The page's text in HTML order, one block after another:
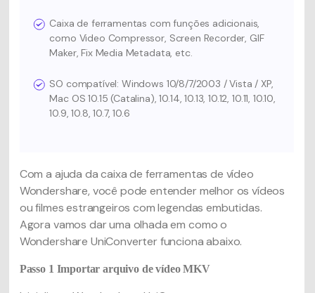
Caixa de ferramentas com funções adicionais,
como Video Compressor, Screen Recorder, GIF
Maker, Fix Media Metadata, etc.
SO compatível: Windows 10/8/7/2003 / Vista / XP,
Mac OS 10.15 (Catalina), 10.14, 10.13, 10.12, 10.11, 10.10,
10.9, 10.8, 10.7, 10.6
Com a ajuda da caixa de ferramentas de vídeo
Wondershare, você pode entender melhor os vídeos
ou filmes estrangeiros com legendas embutidas.
Agora vamos dar uma olhada em como o
Wondershare UniConverter funciona abaixo.
Passo 1 Importar arquivo de vídeo MKV